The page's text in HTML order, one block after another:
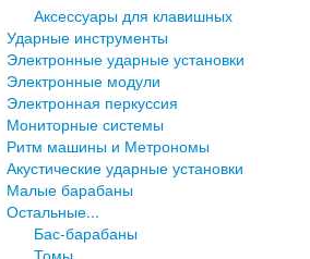
Аксессуары для клавишных
Ударные инструменты
Электронные ударные установки
Электронные модули
Электронная перкуссия
Мониторные системы
Ритм машины и Метрономы
Акустические ударные установки
Малые барабаны
Остальные...
Бас-барабаны
Томы